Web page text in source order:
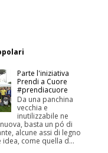
Parte l'iniziativa
Prendi a Cuore
#prendiacuore
Da una panchina
vecchia e
inutilizzabile ne
basta un pó di
alcune assi di legno
idea, come quella d...